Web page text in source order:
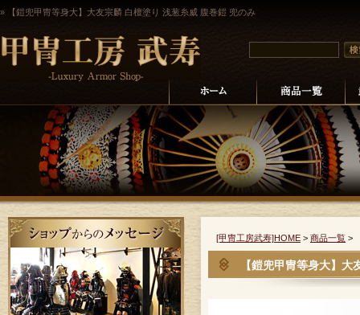
» 【鎧兜甲冑等身大】大友宗麟 白檀塗り 浅葱糸威 腹巻鎧 兜のみ
[甲冑工房武寿]HOME > 商品一覧 >
【鎧兜甲冑等身大】